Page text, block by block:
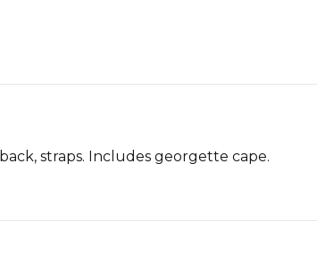
straps. Includes georgette cape.